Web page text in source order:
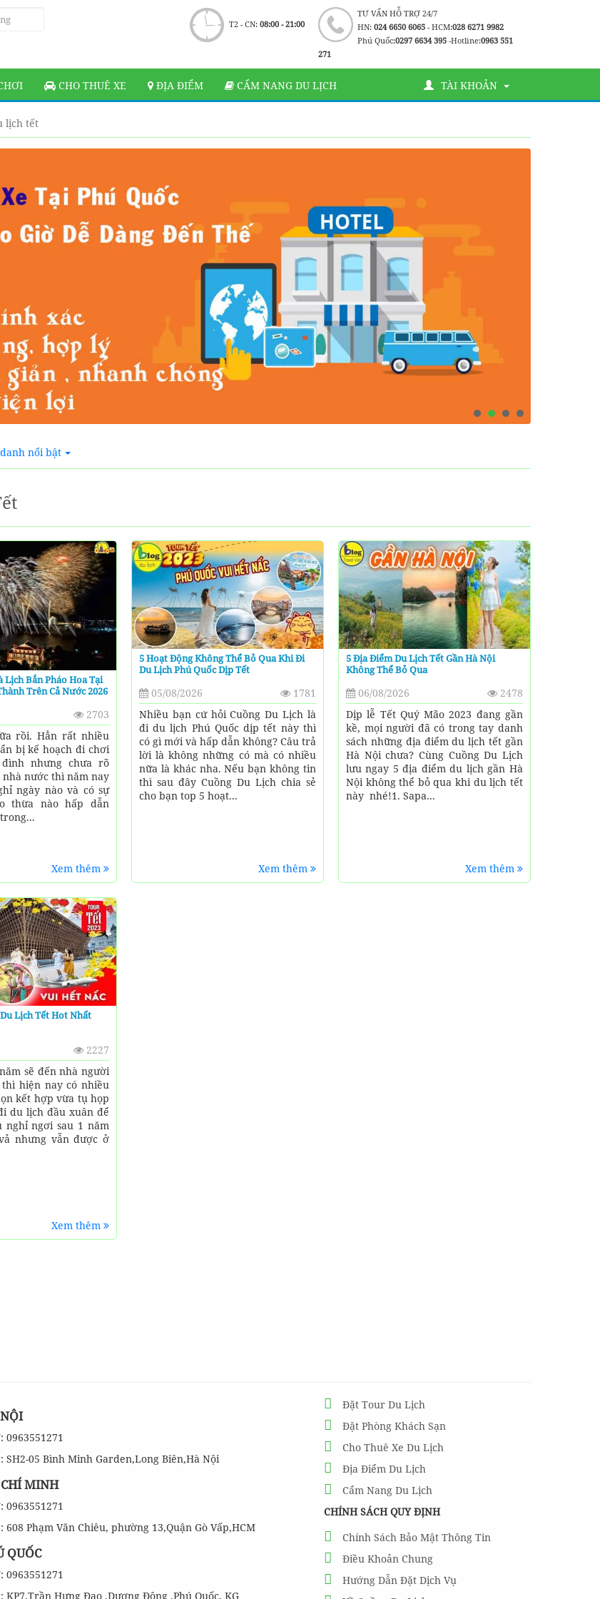
TƯ VẤN HỖ TRỢ 24/7
HN: 024 6650 6065- HCM:028 6271 9982
Phú Quốc:0297 6634 395 -Hotline:0963 551
271
T2 - CN: 08:00 - 21:00
CHO THUÊ XE ĐỊA ĐIỂM CẨM NANG DU LỊCH TÀI KHOẢN
lịch tết
nổi bật
Lịch Bắn Pháo Hoa Tại
Trên Cả Nước 2026
2703
rồi. Hẳn rất nhiều
bị kế hoạch đi chơi
nhưng chưa rõ
nước thì năm nay
ngày nào và có sự
thừa nào hấp dẫn
Xem thêm
5 Hoạt Động Không Thể Bỏ Qua Khi Đi
Du Lịch Phú Quốc Dịp Tết
05/08/2026
1781
Nhiều bạn cứ hỏi Cuồng Du Lịch là
đi du lịch Phú Quốc dịp tết này thì
có gì mới và hấp dẫn không? Câu trả
lời là không những có mà có nhiều
nữa là khác nha. Nếu bạn không tin
thì sau đây Cuồng Du Lịch chia sẻ
cho bạn top 5 hoạt...
Xem thêm
5 Địa Điểm Du Lịch Tết Gần Hà Nội
Không Thể Bỏ Qua
06/08/2026
2478
Dịp lễ Tết Quý Mão 2023 đang gần
kề, mọi người đã có trong tay danh
sách những địa điểm du lịch tết gần
Hà Nội chưa? Cùng Cuồng Du Lịch
lưu ngay 5 địa điểm du lịch gần Hà
Nội không thể bỏ qua khi du lịch tết
này nhé!1. Sapa...
Xem thêm
Lịch Tết Hot Nhất
2227
sẽ đến nhà người
hiện nay có nhiều
kết hợp vừa tụ họp
du lịch đầu xuân để
ngơi sau 1 năm
nhưng vẫn được ở
Xem thêm
0963551271
SH2-05 Bình Minh Garden,Long Biên,Hà Nội
MINH
0963551271
608 Phạm Văn Chiêu, phường 13,Quận Gò Vấp,HCM
QUỐC
0963551271
KP7,Trần Hưng Đạo ,Dương Đông ,Phú Quốc, KG
Đặt Tour Du Lịch
Đặt Phòng Khách Sạn
Cho Thuê Xe Du Lịch
Địa Điểm Du Lịch
Cẩm Nang Du Lịch
CHÍNH SÁCH QUY ĐỊNH
Chính Sách Bảo Mật Thông Tin
Điều Khoản Chung
Hướng Dẫn Đặt Dịch Vụ